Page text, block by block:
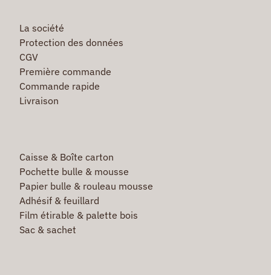
La société
Protection des données
CGV
Première commande
Commande rapide
Livraison
Caisse & Boîte carton
Pochette bulle & mousse
Papier bulle & rouleau mousse
Adhésif & feuillard
Film étirable & palette bois
Sac & sachet